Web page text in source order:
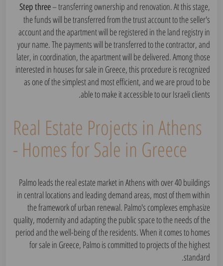
Step three– transferring ownership and renovation. At this stage,
the funds will be transferred from the trust account to the seller's
account and the apartment will be registered in the land registry in
your name. The payments will be transferred to the contractor, and
later, in coordination, the apartment will be delivered. Among those
interested in houses for sale in Greece, this procedure is recognized
as one of the simplest and most efficient, and we are proud to be
able to make it accessible to our Israeli clients.
Real Estate Projects in Athens
- Homes for Sale in Greece
Palmo leads the real estate market in Athens with over 40 buildings
in central locations and leading demand areas, most of them within
the framework of urban renewal. Palmo's complexes emphasize
quality, modernity and adapting the public space to the needs of the
period and the well-being of the residents. When it comes to homes
for sale in Greece, Palmo is committed to projects of the highest
standard.